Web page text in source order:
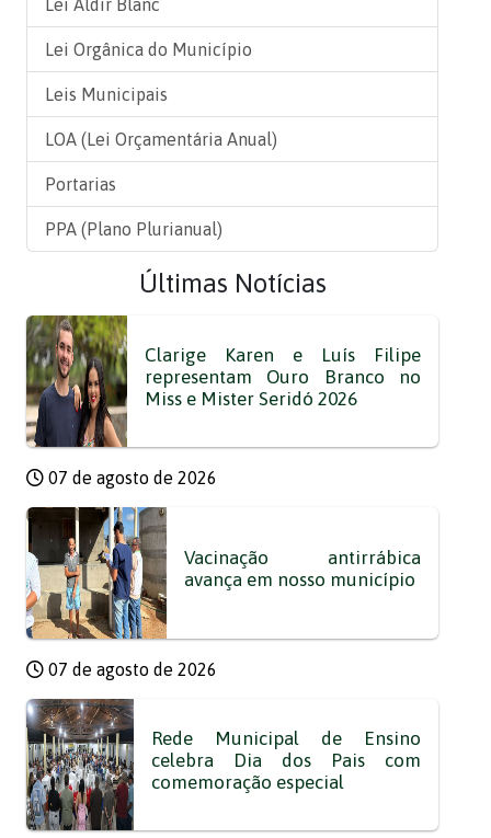
Lei Aldir Blanc
Lei Orgânica do Município
Leis Municipais
LOA (Lei Orçamentária Anual)
Portarias
PPA (Plano Plurianual)
Últimas Notícias
Clarige Karen e Luís Filipe
representam Ouro Branco no
Miss e Mister Seridó 2026
07 de agosto de 2026
Vacinação antirrábica
avança em nosso município
07 de agosto de 2026
Rede Municipal de Ensino
celebra Dia dos Pais com
comemoração especial